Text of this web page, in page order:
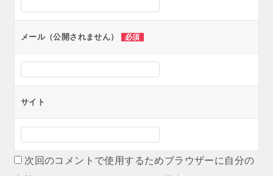
メール（公開されません） 必須
サイト
次回のコメントで使用するためブラウザーに自分の